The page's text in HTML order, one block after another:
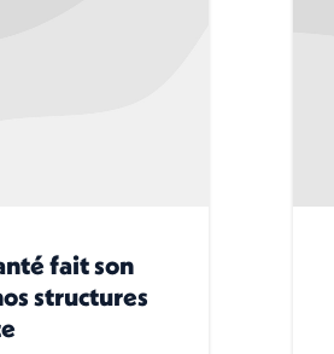
fait son
structures